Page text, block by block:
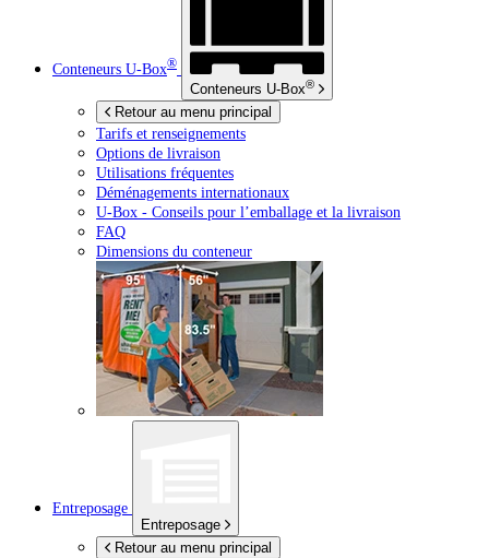
Conteneurs U-Box®
Conteneurs U-Box®
Retour au menu principal
Tarifs et renseignements
Options de livraison
Utilisations fréquentes
Déménagements internationaux
U-Box - Conseils pour l’emballage et la livraison
FAQ
Dimensions du conteneur
Entreposage
Entreposage
Retour au menu principal